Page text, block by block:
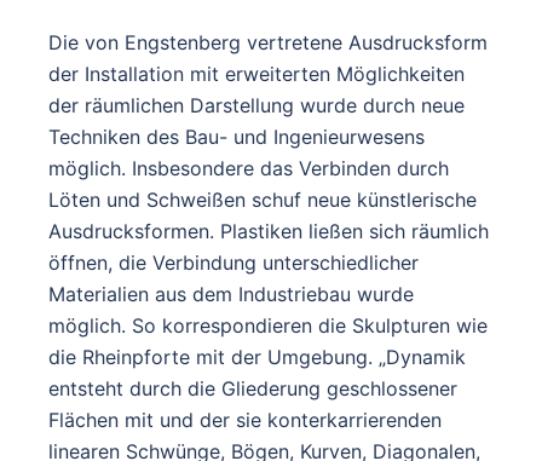
Die von Engstenberg vertretene Ausdrucksform
der Installation mit erweiterten Möglichkeiten
der räumlichen Darstellung wurde durch neue
Techniken des Bau- und Ingenieurwesens
möglich. Insbesondere das Verbinden durch
Löten und Schweißen schuf neue künstlerische
Ausdrucksformen. Plastiken ließen sich räumlich
öffnen, die Verbindung unterschiedlicher
Materialien aus dem Industriebau wurde
möglich. So korrespondieren die Skulpturen wie
die Rheinpforte mit der Umgebung. „Dynamik
entsteht durch die Gliederung geschlossener
Flächen mit und der sie konterkarrierenden
linearen Schwünge, Bögen, Kurven, Diagonalen,